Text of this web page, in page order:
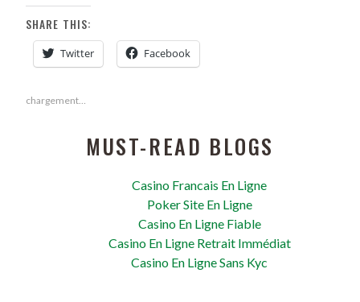
SHARE THIS:
Twitter Facebook
chargement…
MUST-READ BLOGS
Casino Francais En Ligne
Poker Site En Ligne
Casino En Ligne Fiable
Casino En Ligne Retrait Immédiat
Casino En Ligne Sans Kyc